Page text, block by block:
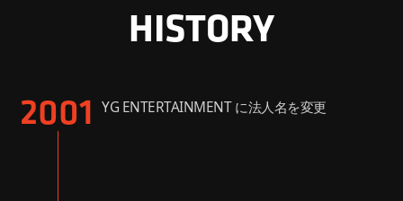
HISTORY
YG ENTERTAINMENT に法人名を変更
2001